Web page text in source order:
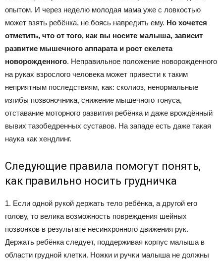
опытом. И через неделю молодая мама уже с ловкостью
может взять ребёнка, не боясь навредить ему. Но хочется
отметить, что от того, как вы носите малыша, зависит
развитие мышечного аппарата и рост скелета
новорожденного. Неправильное положение новорожденного
на руках взрослого человека может привести к таким
неприятным последствиям, как: сколиоз, ненормальные
изгибы позвоночника, снижение мышечного тонуса,
отставание моторного развития ребёнка и даже врождённый
вывих тазобедренных суставов. На западе есть даже такая
наука как хендлинг.
Следующие правила помогут понять,
как правильно носить грудничка
1. Если одной рукой держать тело ребёнка, а другой его
голову, то велика возможность повреждения шейных
позвонков в результате несинхронного движения рук.
Держать ребёнка следует, поддерживая корпус малыша в
области грудной клетки. Ножки и ручки малыша не должны